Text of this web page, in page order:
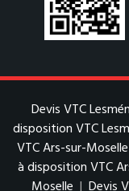
Devis VTC
disposition VTC
VTC Ars-sur-Moselle
à disposition VTC